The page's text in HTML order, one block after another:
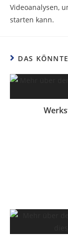
Videoanalysen,
starten kann.
DAS